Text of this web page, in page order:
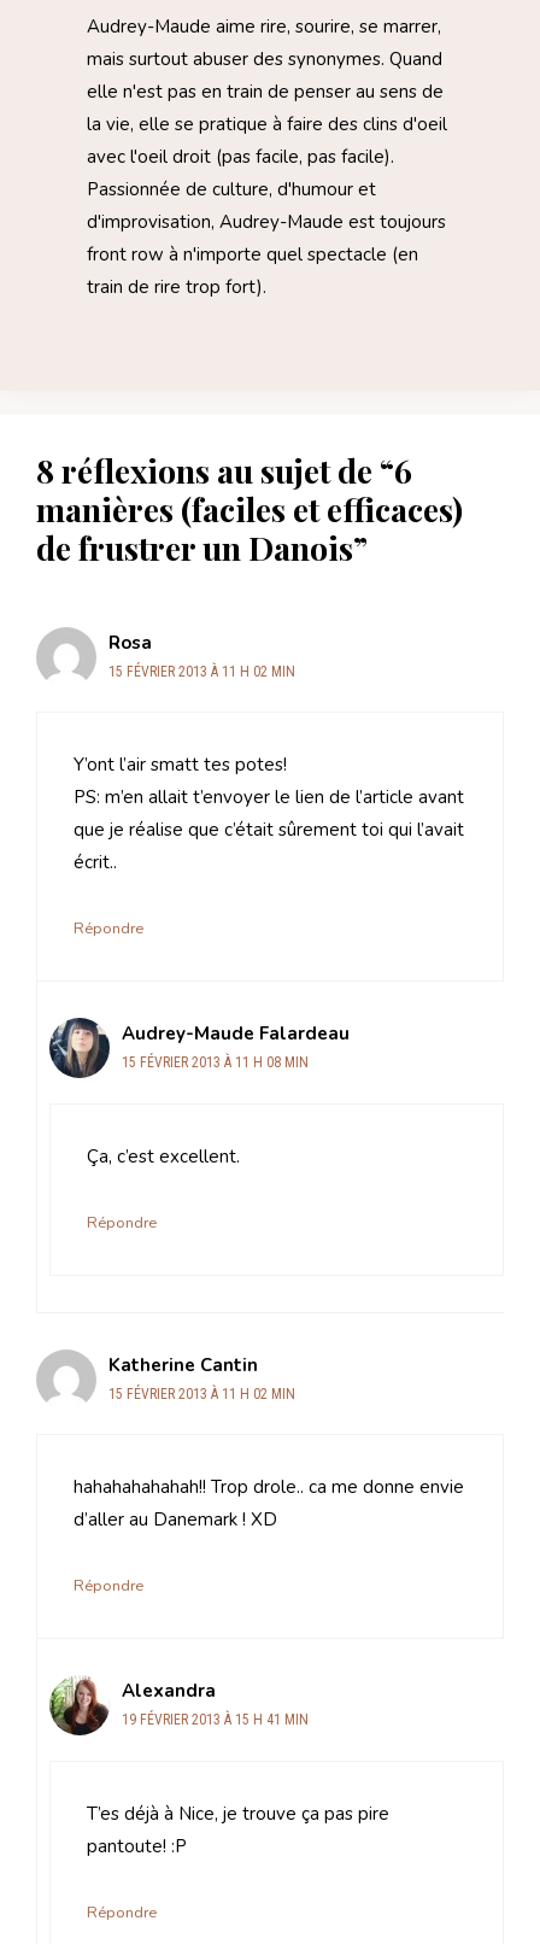
Audrey-Maude aime rire, sourire, se marrer,
mais surtout abuser des synonymes. Quand
elle n'est pas en train de penser au sens de
la vie, elle se pratique à faire des clins d'oeil
avec l'oeil droit (pas facile, pas facile).
Passionnée de culture, d'humour et
d'improvisation, Audrey-Maude est toujours
front row à n'importe quel spectacle (en
train de rire trop fort).
8 réflexions au sujet de “6
manières (faciles et efficaces)
de frustrer un Danois”
Rosa
15 FÉVRIER 2013 À 11 H 02 MIN
Y’ont l’air smatt tes potes!
PS: m’en allait t’envoyer le lien de l’article avant
que je réalise que c’était sûrement toi qui l’avait
écrit..
Répondre
Audrey-Maude Falardeau
15 FÉVRIER 2013 À 11 H 08 MIN
Ça, c’est excellent.
Répondre
Katherine Cantin
15 FÉVRIER 2013 À 11 H 02 MIN
hahahahahahah!! Trop drole.. ca me donne envie
d’aller au Danemark ! XD
Répondre
Alexandra
19 FÉVRIER 2013 À 15 H 41 MIN
T’es déjà à Nice, je trouve ça pas pire
pantoute! :P
Répondre